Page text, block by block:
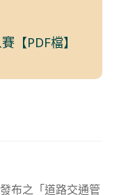
【PDF檔】
布之「道路交通管